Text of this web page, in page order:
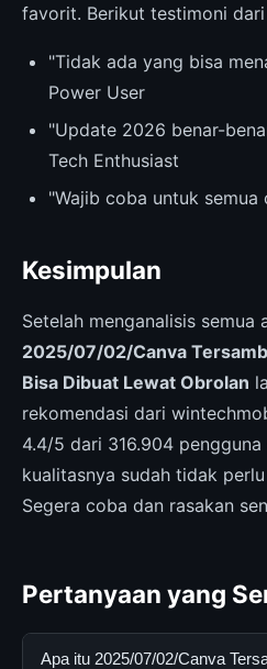
favorit. Berikut testimoni
"Tidak ada yang bisa
Power User
"Update 2026 benar-
Tech Enthusiast
"Wajib coba untuk
Kesimpulan
Setelah menganalisis semua
2025/07/02/Canva
Bisa Dibuat Lewat Obrolan
rekomendasi dari
4.4/5 dari 316.904
kualitasnya sudah tidak
Segera coba dan rasakan
Pertanyaan yang
Apa itu 2025/07/02/Canva